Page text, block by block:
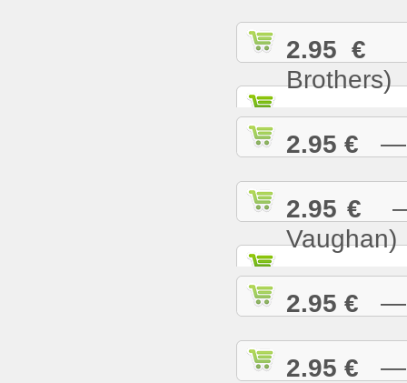
2.95 €
Brothers)
2.95 € —
2.95 € —
Vaughan)
2.95 € —
2.95 € —